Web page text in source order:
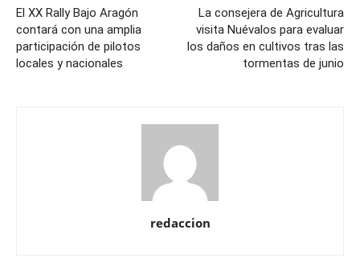
El XX Rally Bajo Aragón
contará con una amplia
participación de pilotos
locales y nacionales
La consejera de Agricultura
visita Nuévalos para evaluar
los daños en cultivos tras las
tormentas de junio
redaccion